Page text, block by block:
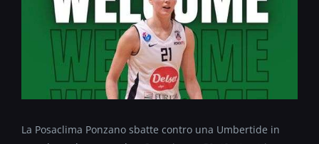
La Posaclima Ponzano sbatte contro una Umbertide in